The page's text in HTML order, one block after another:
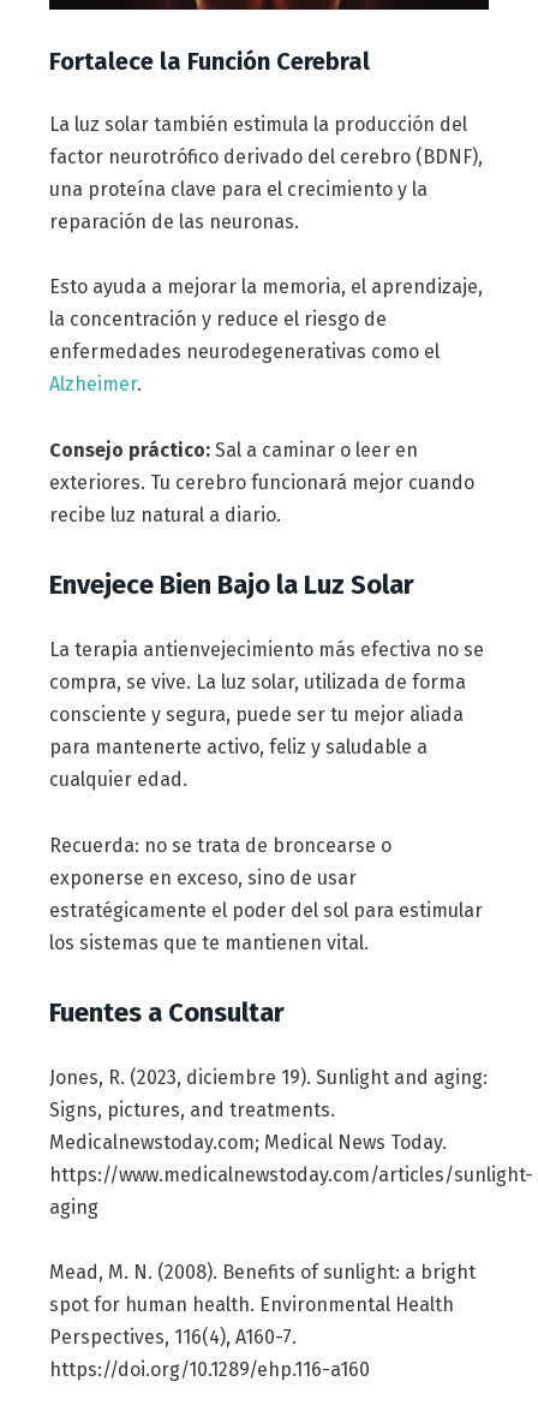
Fortalece la Función Cerebral
La luz solar también estimula la producción del
factor neurotrófico derivado del cerebro (BDNF),
una proteína clave para el crecimiento y la
reparación de las neuronas.
Esto ayuda a mejorar la memoria, el aprendizaje,
la concentración y reduce el riesgo de
enfermedades neurodegenerativas como el
Alzheimer.
Consejo práctico:Sal a caminar o leer en
exteriores. Tu cerebro funcionará mejor cuando
recibe luz natural a diario.
Envejece Bien Bajo la Luz Solar
La terapia antienvejecimiento más efectiva no se
compra, se vive. La luz solar, utilizada de forma
consciente y segura, puede ser tu mejor aliada
para mantenerte activo, feliz y saludable a
cualquier edad.
Recuerda: no se trata de broncearse o
exponerse en exceso, sino de usar
estratégicamente el poder del sol para estimular
los sistemas que te mantienen vital.
Fuentes a Consultar
Jones, R. (2023, diciembre 19). Sunlight and aging:
Signs, pictures, and treatments.
Medicalnewstoday.com; Medical News Today.
https://www.medicalnewstoday.com/articles/sunlight-
aging
Mead, M. N. (2008). Benefits of sunlight: a bright
spot for human health. Environmental Health
Perspectives, 116(4), A160-7.
https://doi.org/10.1289/ehp.116-a160